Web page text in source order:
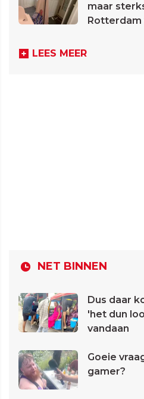
maar
LEES MEER
NET BINNEN
Dus daar
'het dun
vandaan
Goeie
gamer?